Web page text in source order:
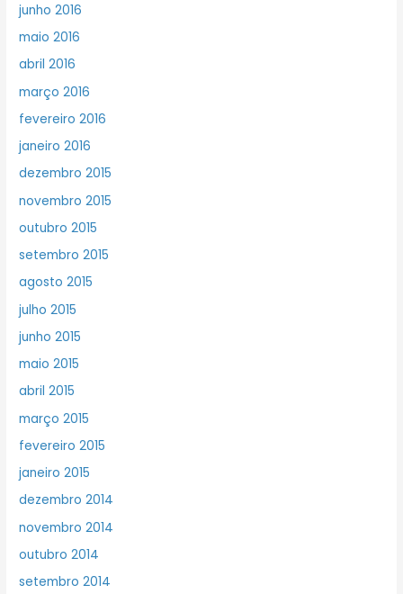
junho 2016
maio 2016
abril 2016
março 2016
fevereiro 2016
janeiro 2016
dezembro 2015
novembro 2015
outubro 2015
setembro 2015
agosto 2015
julho 2015
junho 2015
maio 2015
abril 2015
março 2015
fevereiro 2015
janeiro 2015
dezembro 2014
novembro 2014
outubro 2014
setembro 2014